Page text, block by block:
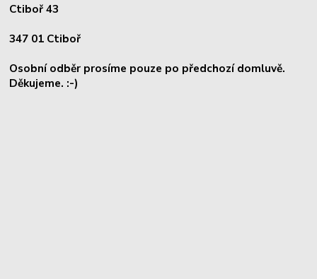
Ctiboř 43
347 01 Ctiboř
Osobní odběr prosíme pouze po předchozí domluvě.
Děkujeme. :-)